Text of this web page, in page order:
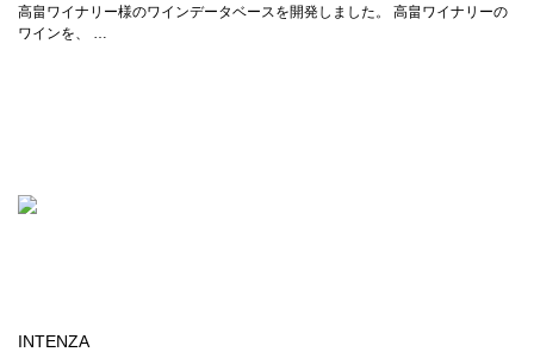
高畠ワイナリー様のワインデータベースを開発しました。 高畠ワイナリーの
ワインを、 …
INTENZA